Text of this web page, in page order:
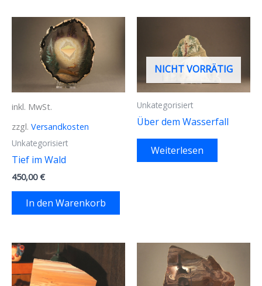
inkl. MwSt.
zzgl. Versandkosten
Unkategorisiert
Tief im Wald
450,00€
In den Warenkorb
NICHT VORRÄTIG
Unkategorisiert
Über dem Wasserfall
Weiterlesen